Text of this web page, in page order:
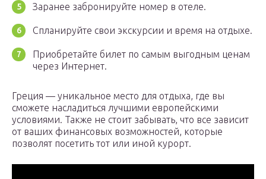
Заранее забронируйте номер в отеле.
Спланируйте свои экскурсии и время на отдыхе.
Приобретайте билет по самым выгодным ценам
через Интернет.
Греция — уникальное место для отдыха, где вы
сможете насладиться лучшими европейскими
условиями. Также не стоит забывать, что все зависит
от ваших финансовых возможностей, которые
позволят посетить тот или иной курорт.